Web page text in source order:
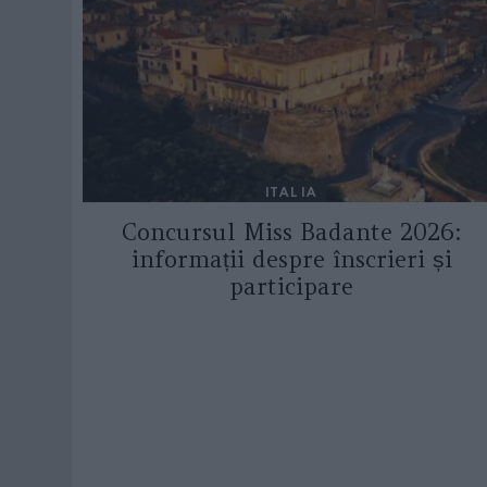
ITALIA
Concursul Miss Badante 2026:
informații despre înscrieri și
participare